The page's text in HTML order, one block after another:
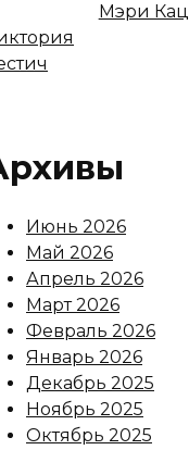
Мэри Кац
Июнь 2026
Май 2026
Апрель 2026
Март 2026
Февраль 2026
Январь 2026
Декабрь 2025
Ноябрь 2025
Октябрь 2025